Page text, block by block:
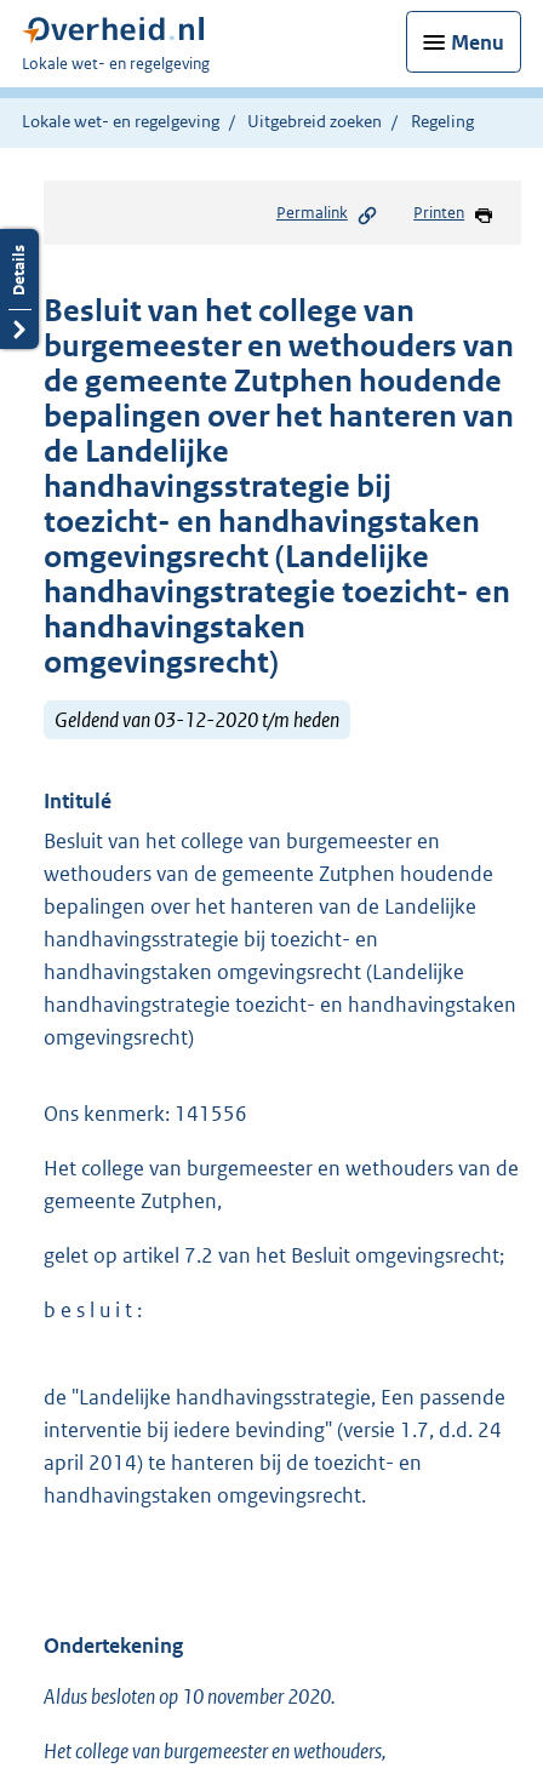
Menu
U
bent
hier:
Lokale wet- en regelgeving
Lokale wet- en regelgeving Uitgebreid zoeken Regeling
Permalink Printen
Besluit van het college van
burgemeester en wethouders van
de gemeente Zutphen houdende
bepalingen over het hanteren van
de Landelijke
handhavingsstrategie bij
toezicht- en handhavingstaken
omgevingsrecht (Landelijke
handhavingstrategie toezicht- en
handhavingstaken
omgevingsrecht)
Geldend van 03-12-2020 t/m heden
Intitulé
Besluit van het college van burgemeester en
wethouders van de gemeente Zutphen houdende
bepalingen over het hanteren van de Landelijke
handhavingsstrategie bij toezicht- en
handhavingstaken omgevingsrecht (Landelijke
handhavingstrategie toezicht- en handhavingstaken
omgevingsrecht)
Ons kenmerk: 141556
Het college van burgemeester en wethouders van de
gemeente Zutphen,
gelet op artikel 7.2 van het Besluit omgevingsrecht;
b e s l u i t :
de "Landelijke handhavingsstrategie, Een passende
interventie bij iedere bevinding" (versie 1.7, d.d. 24
april 2014) te hanteren bij de toezicht- en
handhavingstaken omgevingsrecht.
Ondertekening
Aldus besloten op 10 november 2020.
Het college van burgemeester en wethouders,